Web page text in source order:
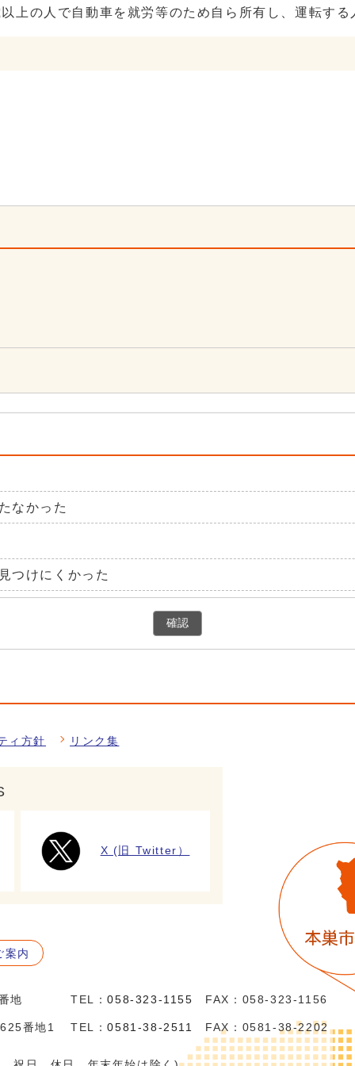
上の人で自動車を就労等のため自ら所有し、運転する
なかった
つけにくかった
確認
ィ方針 リンク集
X (旧 Twitter）
案内
地 TEL：058-323-1155 FAX：058-323-1156
番地1 TEL：0581-38-2511 FAX：0581-38-2202